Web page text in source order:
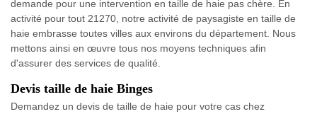
demande pour une intervention en taille de haie pas chère. En
activité pour tout 21270, notre activité de paysagiste en taille de
haie embrasse toutes villes aux environs du département. Nous
mettons ainsi en œuvre tous nos moyens techniques afin
d'assurer des services de qualité.
Devis taille de haie Binges
Demandez un devis de taille de haie pour votre cas chez